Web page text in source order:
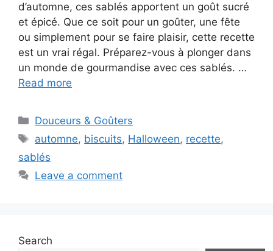
d’automne, ces sablés apportent un goût sucré
et épicé. Que ce soit pour un goûter, une fête
ou simplement pour se faire plaisir, cette recette
est un vrai régal. Préparez-vous à plonger dans
un monde de gourmandise avec ces sablés. …
Read more
Categories
Douceurs & Goûters
Tags
automne, biscuits, Halloween, recette,
sablés
Leave a comment
Search